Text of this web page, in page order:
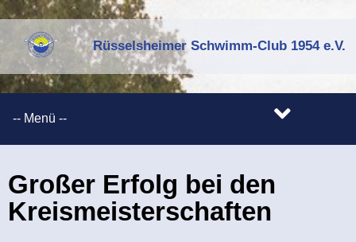
Rüsselsheimer Schwimm-Club 1954 e.V.
Großer Erfolg bei den
Kreismeisterschaften